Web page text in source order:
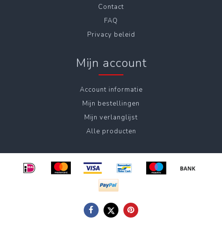
Contact
FAQ
Privacy beleid
Mijn account
Account informatie
Mijn bestellingen
Mijn verlanglijst
Alle producten